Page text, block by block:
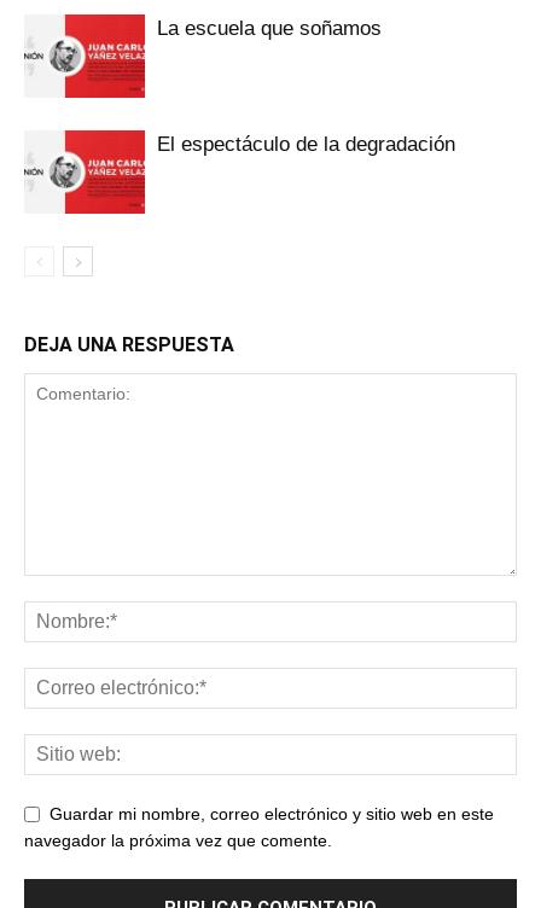
La escuela que soñamos
El espectáculo de la degradación
DEJA UNA RESPUESTA
Guardar mi nombre, correo electrónico y sitio web en este
navegador la próxima vez que comente.